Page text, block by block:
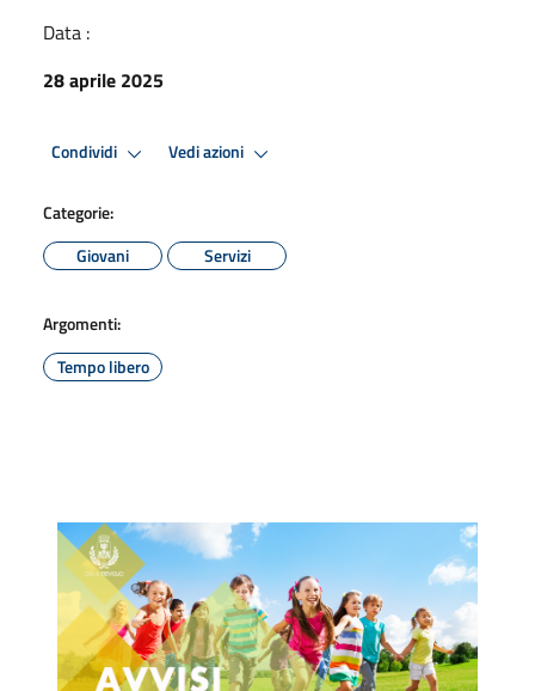
Data :
28 aprile 2025
Condividi Vedi azioni
Categorie:
Giovani
Servizi
Argomenti:
Tempo libero